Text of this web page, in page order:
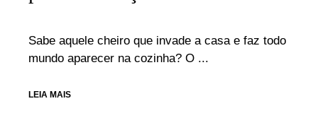
Sabe aquele cheiro que invade a casa e faz todo
mundo aparecer na cozinha? O ...
LEIA MAIS